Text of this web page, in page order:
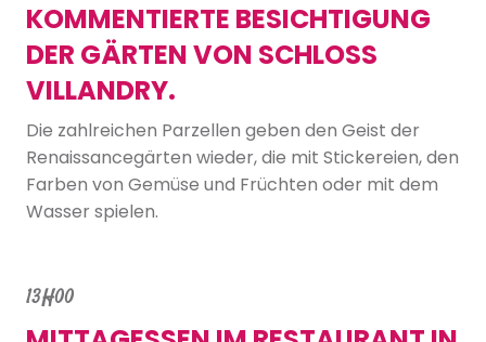
KOMMENTIERTE BESICHTIGUNG
DER GÄRTEN VON SCHLOSS
VILLANDRY.
Die zahlreichen Parzellen geben den Geist der
Renaissancegärten wieder, die mit Stickereien, den
Farben von Gemüse und Früchten oder mit dem
Wasser spielen.
13H00